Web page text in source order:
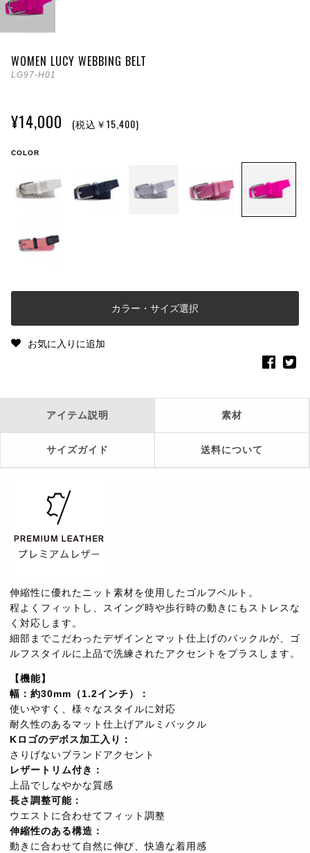
WOMEN LUCY WEBBING BELT
LG97-H01
¥14,000 (税込￥15,400)
COLOR
カラー・サイズ選択
お気に入りに追加
アイテム説明 素材
サイズガイド 送料について
伸縮性に優れたニット素材を使用したゴルフベルト。
程よくフィットし、スイング時や歩行時の動きにもストレスな
く対応します。
細部までこだわったデザインとマット仕上げのバックルが、ゴ
ルフスタイルに上品で洗練されたアクセントをプラスします。
【機能】
幅：約30mm（1.2インチ）：
使いやすく、様々なスタイルに対応
耐久性のあるマット仕上げアルミバックル
Kロゴのデボス加工入り：
さりげないブランドアクセント
レザートリム付き：
上品でしなやかな質感
長さ調整可能：
ウエストに合わせてフィット調整
伸縮性のある構造：
動きに合わせて自然に伸び、快適な着用感